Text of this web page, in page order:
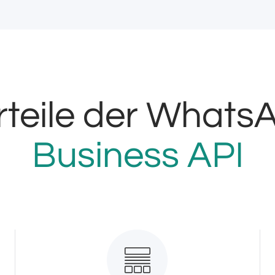
der
Business API